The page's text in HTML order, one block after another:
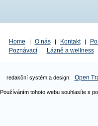
Home | O nás | Kontakt |
Poznávací
| Lázně a wellness
redakční systém a design: Open
Používáním tohoto webu souhlasíte s